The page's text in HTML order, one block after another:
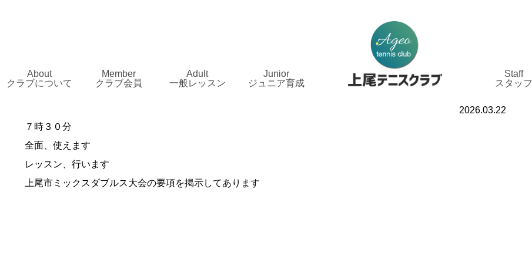
About
クラブについて
Member
クラブ会員
Adult
一般レッスン
Junior
ジュニア育成
Staff
スタッフ
2026.03.22
７時３０分
全面、使えます
レッスン、行います
上尾市ミックスダブルス大会の要項を掲示してあります